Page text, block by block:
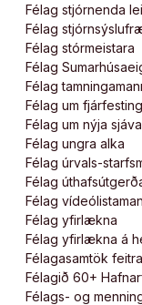
Félag stjórnenda
Félag
Félag stórmeistara
Félag
Félag
Félag um
Félag um nýja
Félag ungra alka
Félag úrvals-
Félag
Félag
Félag yfirlækna
Félag yfirlækna á
Félagasamtök feitra
Félagið 60+
Félags- og